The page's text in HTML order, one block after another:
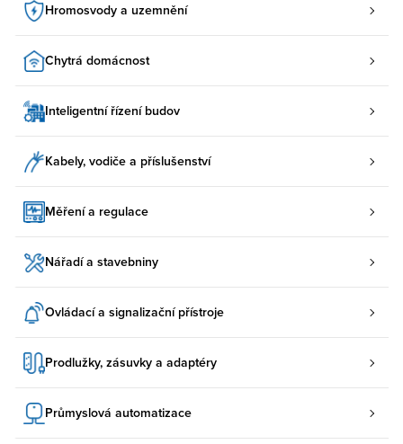
Hromosvody a uzemnění
Chytrá domácnost
Inteligentní řízení budov
Kabely, vodiče a příslušenství
Měření a regulace
Nářadí a stavebniny
Ovládací a signalizační přístroje
Prodlužky, zásuvky a adaptéry
Průmyslová automatizace